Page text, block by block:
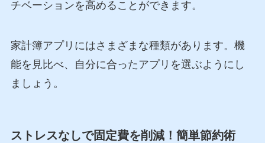
チベーションを高めることができます。
家計簿アプリにはさまざまな種類があります。機
能を見比べ、自分に合ったアプリを選ぶようにし
ましょう。
ストレスなしで固定費を削減！簡単節約術